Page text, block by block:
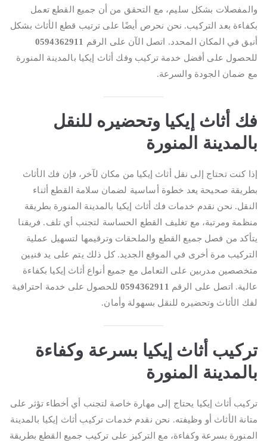
والمفصلات بشكل سليم، مع التحقق من أن جميع القطع تعمل
بكفاءة بعد التركيب. نحن نحرص أيضًا على ترتيب قطع الأثاث بشكل
أنيق في المكان المحدد. اتصل الآن على الرقم
0594362911
للحصول على أفضل خدمة تركيب وفك أثاث إيكيا بالمدينة المنورة
مع ضمان الجودة والسرعة.
فك أثاث إيكيا وتحضيره للنقل
بالمدينة المنورة
إذا كنت تحتاج إلى نقل أثاث إيكيا من مكان لآخر، فإن فك الأثاث
بطريقة صحيحة يعد خطوة أساسية لضمان سلامة القطع أثناء
النقل. نحن نقدم خدمات فك أثاث إيكيا بالمدينة المنورة بطريقة
منظمة ومرتبة، مع تغليف القطع الحساسة لتجنب أي تلف. فريقنا
يتأكد من فصل جميع القطع والملحقات وترقيمها لتسهيل عملية
التركيب مرة أخرى في الموقع الجديد. كل ذلك يتم على يد فنيين
متخصصين مدربين على التعامل مع جميع أنواع أثاث إيكيا بكفاءة
عالية. اتصل على الرقم 0594362911للحصول على خدمة احترافية
لفك الأثاث وتحضيره للنقل بسهولة وأمان.
تركيب أثاث إيكيا بسرعة وكفاءة
بالمدينة المنورة
تركيب أثاث إيكيا يحتاج إلى مهارة خاصة لتجنب أي أخطاء تؤثر على
متانة الأثاث أو وظيفته. نحن نقدم خدمات تركيب أثاث إيكيا بالمدينة
المنورة بسرعة وكفاءة، مع التركيز على تركيب جميع القطع بطريقة